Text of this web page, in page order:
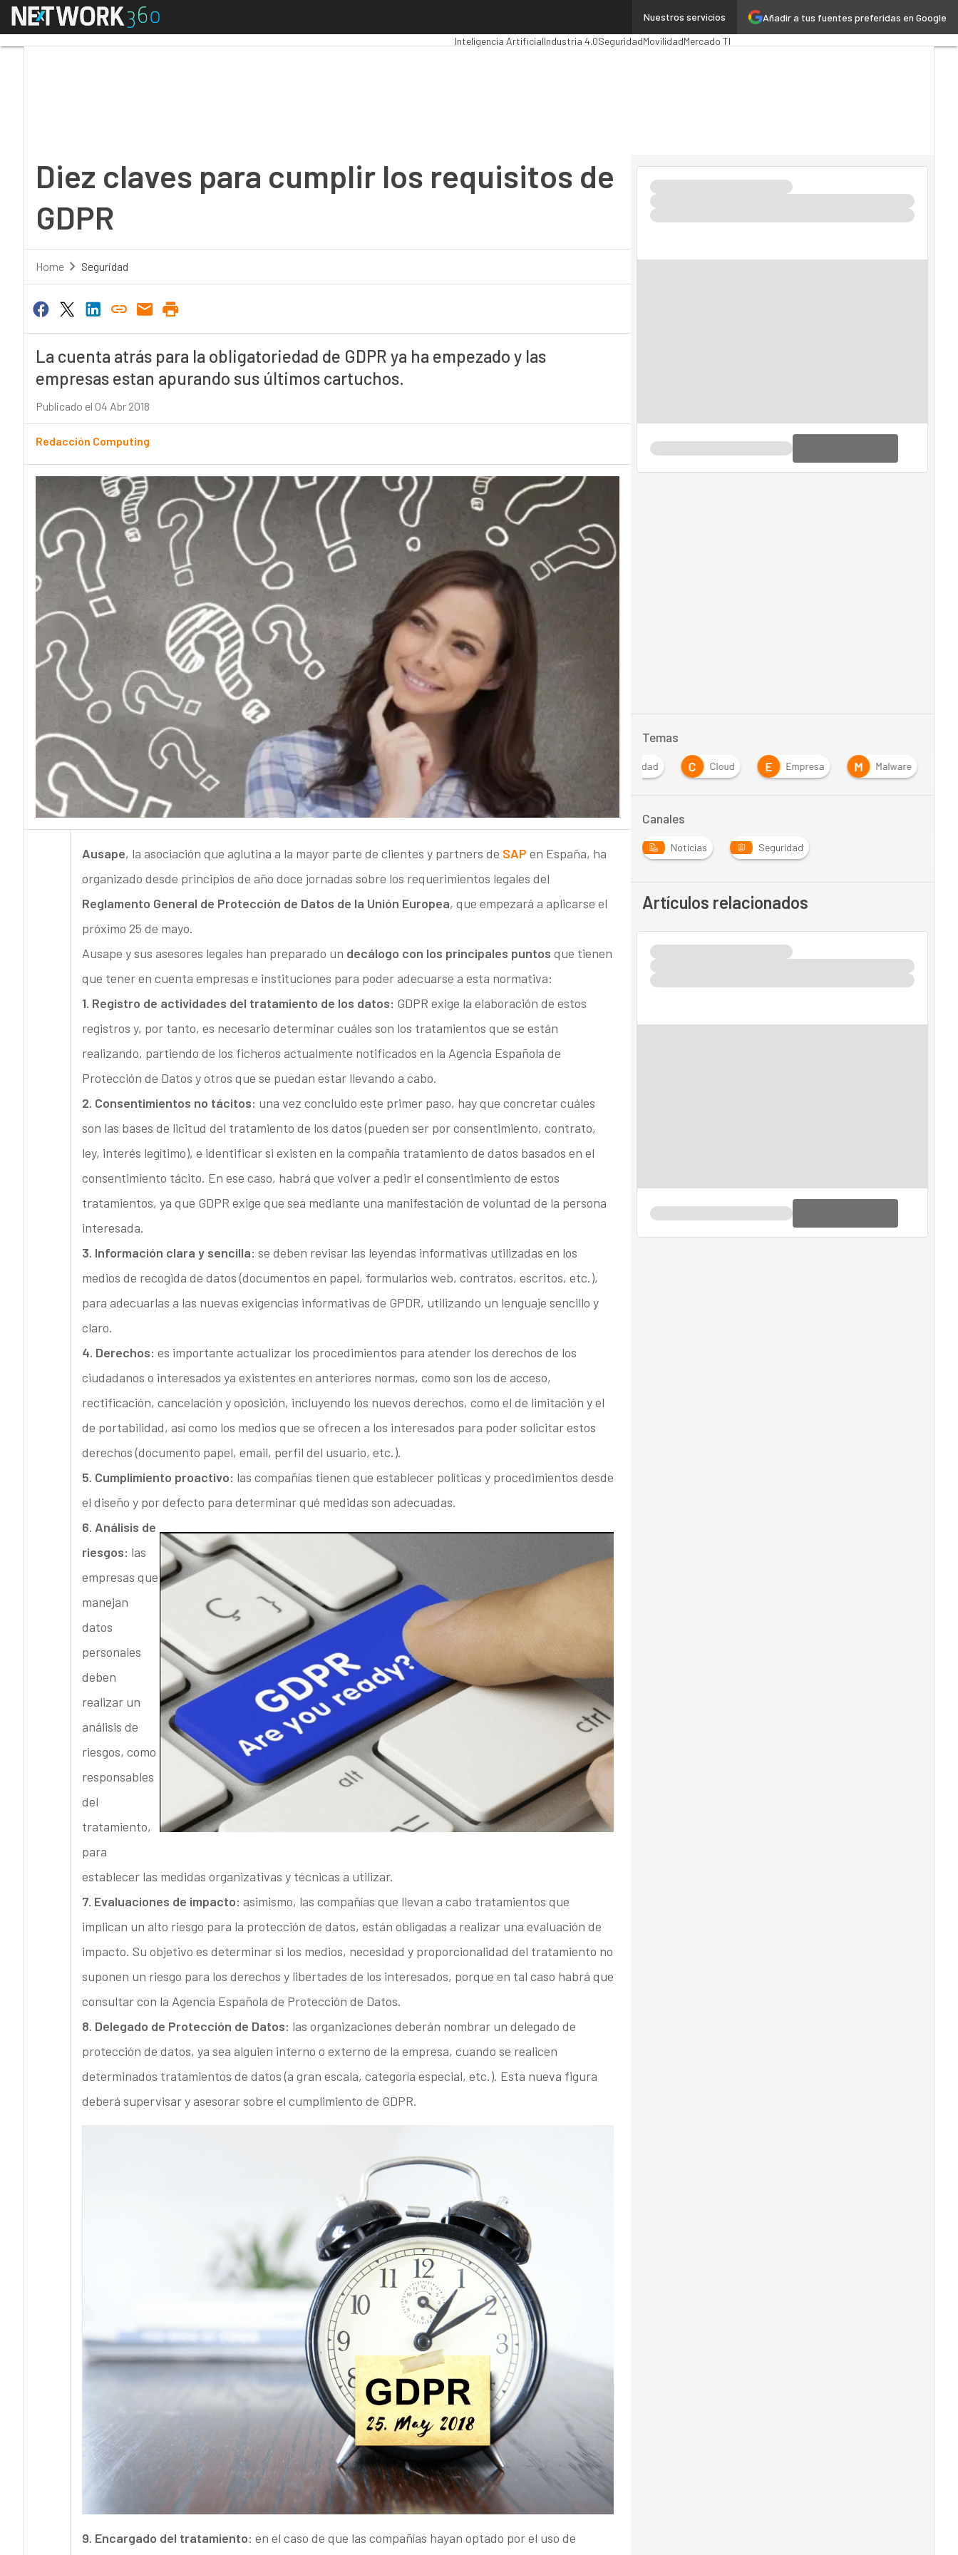
Añadir a tus fuentes preferidas en Google
Nuestros servicios
Menú Administración PúblicaMarTechCloud
Inteligencia ArtificialIndustria 4.0SeguridadMovilidadMercado TI
Diez claves para cumplir los requisitos de
GDPR
Home Seguridad
La cuenta atrás para la obligatoriedad de GDPR ya ha empezado y las
empresas estan apurando sus últimos cartuchos.
Publicado el 04 Abr 2018
Redacción Computing
Ausape, la asociación que aglutina a la mayor parte de clientes y partners de SAP en España, ha
organizado desde principios de año doce jornadas sobre los requerimientos legales del
Reglamento General de Protección de Datos de la Unión Europea, que empezará a aplicarse el
próximo 25 de mayo.
Ausape y sus asesores legales han preparado un decálogo con los principales puntos que tienen
que tener en cuenta empresas e instituciones para poder adecuarse a esta normativa:
1. Registro de actividades del tratamiento de los datos: GDPR exige la elaboración de estos
registros y, por tanto, es necesario determinar cuáles son los tratamientos que se están
realizando, partiendo de los ficheros actualmente notificados en la Agencia Española de
Protección de Datos y otros que se puedan estar llevando a cabo.
2. Consentimientos no tácitos: una vez concluido este primer paso, hay que concretar cuáles
son las bases de licitud del tratamiento de los datos (pueden ser por consentimiento, contrato,
ley, interés legítimo), e identificar si existen en la compañía tratamiento de datos basados en el
consentimiento tácito. En ese caso, habrá que volver a pedir el consentimiento de estos
tratamientos, ya que GDPR exige que sea mediante una manifestación de voluntad de la persona
interesada.
3. Información clara y sencilla: se deben revisar las leyendas informativas utilizadas en los
medios de recogida de datos (documentos en papel, formularios web, contratos, escritos, etc.),
para adecuarlas a las nuevas exigencias informativas de GPDR, utilizando un lenguaje sencillo y
claro.
4. Derechos: es importante actualizar los procedimientos para atender los derechos de los
ciudadanos o interesados ya existentes en anteriores normas, como son los de acceso,
rectificación, cancelación y oposición, incluyendo los nuevos derechos, como el de limitación y el
de portabilidad, así como los medios que se ofrecen a los interesados para poder solicitar estos
derechos (documento papel, email, perfil del usuario, etc.).
5. Cumplimiento proactivo: las compañías tienen que establecer políticas y procedimientos desde
el diseño y por defecto para determinar qué medidas son adecuadas.
6. Análisis de
riesgos: las
empresas que
manejan
datos
personales
deben
realizar un
análisis de
riesgos, como
responsables
del
tratamiento,
para
establecer las medidas organizativas y técnicas a utilizar.
7. Evaluaciones de impacto: asimismo, las compañías que llevan a cabo tratamientos que
implican un alto riesgo para la protección de datos, están obligadas a realizar una evaluación de
impacto. Su objetivo es determinar si los medios, necesidad y proporcionalidad del tratamiento no
suponen un riesgo para los derechos y libertades de los interesados, porque en tal caso habrá que
consultar con la Agencia Española de Protección de Datos.
8. Delegado de Protección de Datos: las organizaciones deberán nombrar un delegado de
protección de datos, ya sea alguien interno o externo de la empresa, cuando se realicen
determinados tratamientos de datos (a gran escala, categoría especial, etc.). Esta nueva figura
deberá supervisar y asesorar sobre el cumplimiento de GDPR.
9. Encargado del tratamiento: en el caso de que las compañías hayan optado por el uso de
Temas
Ciberseguridad C Cloud E Empresa M Malware
Canales
Noticias Seguridad
Artículos relacionados